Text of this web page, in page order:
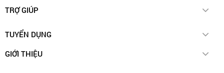
TRỢ GIÚP
Hotdeal E-voucher
Cách thức thanh toán
Hotdeal Membership
TUYỂN DỤNG
Account Manager (Spa & Beauty)
Account Manager (Ngành Ẩm Thực)
GIỚI THIỆU